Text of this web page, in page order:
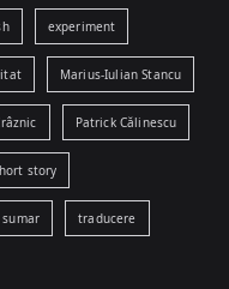
experiment
Marius-Iulian Stancu
Patrick Călinescu
story
sumar traducere